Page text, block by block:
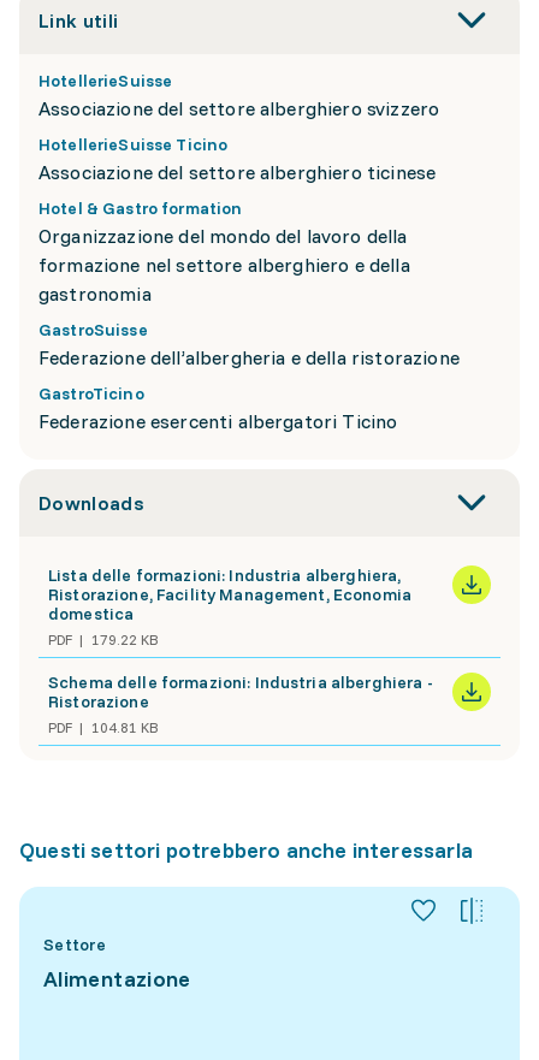
Link utili
HotellerieSuisse
Associazione del settore alberghiero svizzero
HotellerieSuisse Ticino
Associazione del settore alberghiero ticinese
Hotel & Gastro formation
Organizzazione del mondo del lavoro della
formazione nel settore alberghiero e della
gastronomia
GastroSuisse
Federazione dell’albergheria e della ristorazione
GastroTicino
Federazione esercenti albergatori Ticino
Downloads
Lista delle formazioni: Industria alberghiera,
Ristorazione, Facility Management, Economia
domestica
PDF 179.22 KB
Schema delle formazioni: Industria alberghiera -
Ristorazione
PDF 104.81 KB
Questi settori potrebbero anche interessarla
Settore
Alimentazione